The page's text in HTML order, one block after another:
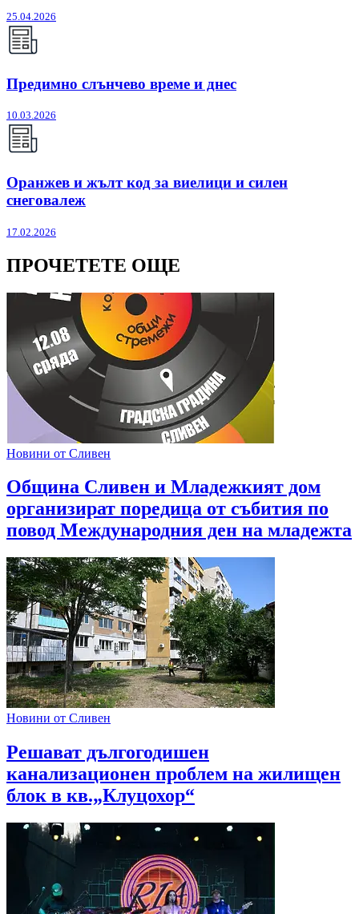
25.04.2026
Предимно слънчево време и днес
10.03.2026
Оранжев и жълт код за виелици и силен
снеговалеж
17.02.2026
ПРОЧЕТЕТЕ ОЩЕ
Новини от Сливен
Община Сливен и Младежкият дом
организират поредица от събития по
повод Международния ден на младежта
Новини от Сливен
Решават дългогодишен
канализационен проблем на жилищен
блок в кв.„Клуцохор“